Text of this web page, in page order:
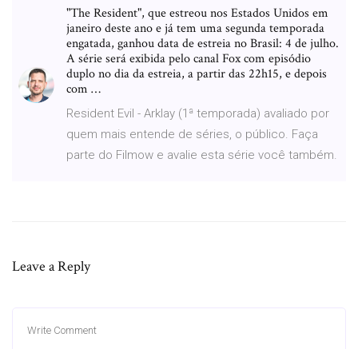
"The Resident", que estreou nos Estados Unidos em
janeiro deste ano e já tem uma segunda temporada
engatada, ganhou data de estreia no Brasil: 4 de julho.
A série será exibida pelo canal Fox com episódio
duplo no dia da estreia, a partir das 22h15, e depois
com …
Resident Evil - Arklay (1ª temporada) avaliado por
quem mais entende de séries, o público. Faça
parte do Filmow e avalie esta série você também.
Leave a Reply